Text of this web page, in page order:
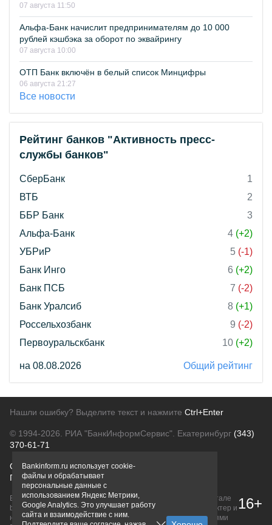
07 августа 11:50
Альфа-Банк начислит предпринимателям до 10 000
рублей кэшбэка за оборот по эквайрингу
07 августа 10:00
ОТП Банк включён в белый список Минцифры
06 августа 21:27
Все новости
Рейтинг банков "Активность пресс-
службы банков"
СберБанк
1
ВТБ
2
ББР Банк
3
Альфа-Банк
4 (+2)
УБРиР
5 (-1)
Банк Инго
6 (+2)
Банк ПСБ
7 (-2)
Банк Уралсиб
8 (+1)
Россельхозбанк
9 (-2)
Первоуральскбанк
10 (+2)
на 08.08.2026 Общий рейтинг
Нашли ошибку? Выделите текст и нажмите Ctrl+Enter
© 1994-2026. РИА "БанкИнформСервис". Екатеринбург (343)
370-61-71
О проектеПолитика конфиденциальности
Правовая информацияДля рекламодателей
Вся информация о продуктах банков, размещенная на портале
bankinform.ru, носит исключительно ознакомительный характер и
не является публичной офертой, определяемой положениями
16+
Bankinform.ru использует cookie-
файлы и обрабатывает
персональные данные с
использованием Яндекс Метрики,
Google Analytics. Это улучшает работу
сайта и взаимодействие с ним.